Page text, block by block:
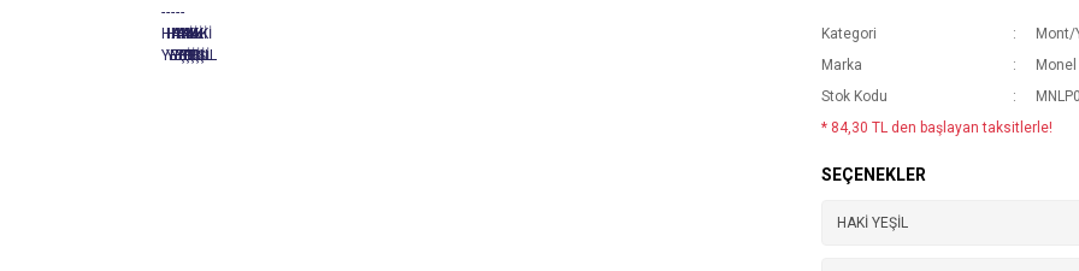
Kategori Mont/
Marka
Monel
Stok Kodu
* 84,30 TL den başlayan taksitlerle!
SEÇENEKLER